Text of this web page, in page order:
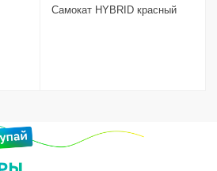
Самокат HYBRID красный